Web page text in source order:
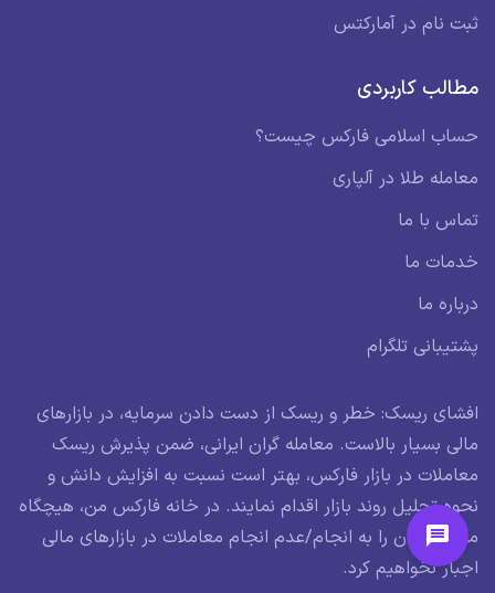
ثبت نام در آمارکتس
مطالب کاربردی
حساب اسلامی فارکس چیست؟
معامله طلا در آلپاری
تماس با ما
خدمات ما
درباره ما
پشتیبانی تلگرام
افشای ریسک: خطر و ریسک از دست دادن سرمایه، در بازارهای
مالی بسیار بالاست. معامله گران ایرانی، ضمن پذیرش ریسک
معاملات در بازار فارکس، بهتر است نسبت به افزایش دانش و
نحوه تحلیل روند بازار اقدام نمایند. در خانه فارکس من، هیچگاه
معامله گران را به انجام/عدم انجام معاملات در بازارهای مالی
اجبار نخواهیم کرد.